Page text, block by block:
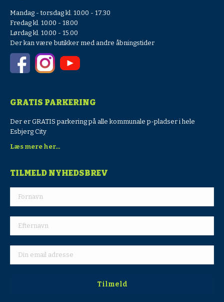
Mandag - torsdag kl. 10.00 - 17.30
Fredag kl. 10.00 - 18.00
Lørdag kl. 10.00 - 15.00
Der kan være butikker med andre åbningstider
GRATIS PARKERING
Der er GRATIS parkering på alle kommunale p-pladser i hele
Esbjerg City
Læs mere her...
TILMELD NYHEDSBREV